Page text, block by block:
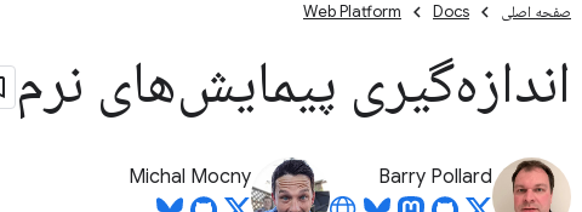
صفحه اصلی Docs
Web Platform
اندازه‌گیری پیمایش‌های نرم
Barry Pollard
Michal Mocny